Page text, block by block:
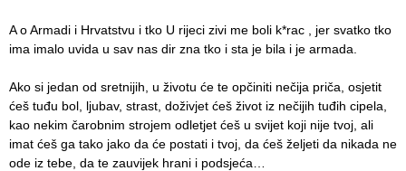
A o Armadi i Hrvatstvu i tko U rijeci zivi me boli k*rac , jer svatko tko
ima imalo uvida u sav nas dir zna tko i sta je bila i je armada.
Ako si jedan od sretnijih, u životu će te opčiniti nečija priča, osjetit
ćeš tuđu bol, ljubav, strast, doživjet ćeš život iz nečijih tuđih cipela,
kao nekim čarobnim strojem odletjet ćeš u svijet koji nije tvoj, ali
imat ćeš ga tako jako da će postati i tvoj, da ćeš željeti da nikada ne
ode iz tebe, da te zauvijek hrani i podsjeća…